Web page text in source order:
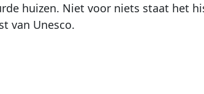
huizen. Niet voor niets staat het
van Unesco.